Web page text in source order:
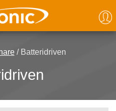
/ Batteridriven